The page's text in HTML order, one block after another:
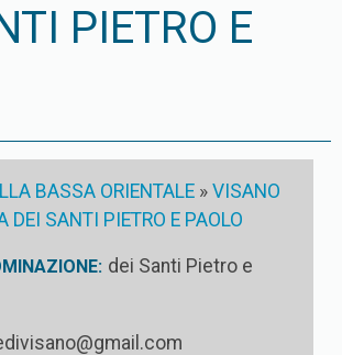
PIETRO E
BASSA ORIENTALE » VISANO
DEI SANTI PIETRO E PAOLO
dei Santi Pietro e